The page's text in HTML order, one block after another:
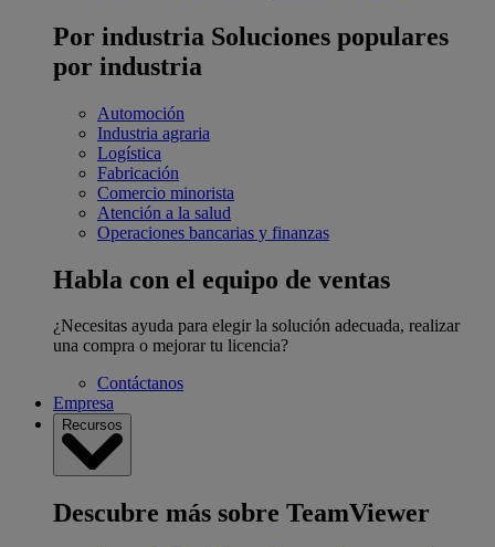
Por industria Soluciones populares
por industria
Automoción
Industria agraria
Logística
Fabricación
Comercio minorista
Atención a la salud
Operaciones bancarias y finanzas
Habla con el equipo de ventas
¿Necesitas ayuda para elegir la solución adecuada, realizar
una compra o mejorar tu licencia?
Contáctanos
Empresa
Recursos
Descubre más sobre TeamViewer